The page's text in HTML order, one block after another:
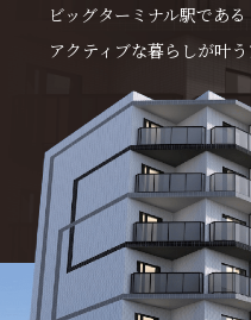
ビッグターミナル駅であ
アクティブな暮らしが叶